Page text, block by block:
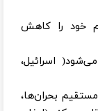
خود را کاهش
اسرائیل،
بحران‌ها،